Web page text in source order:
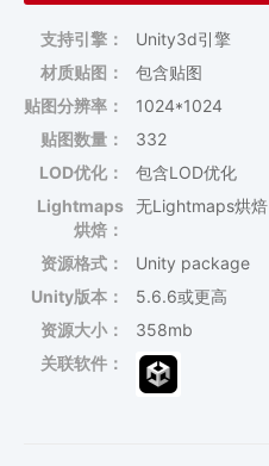
支持引擎：
Unity3d引擎
材质贴图：
包含贴图
贴图分辨率：
1024*1024
贴图数量：
332
LOD优化：
包含LOD优化
Lightmaps
烘焙：
无Lightmaps烘焙
资源格式：
Unity package
Unity版本：
5.6.6或更高
资源大小：
358mb
关联软件：